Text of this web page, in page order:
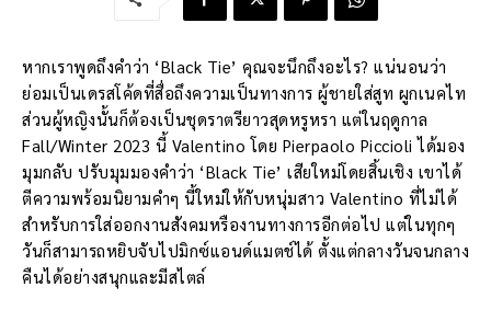
หากเราพูดถึงคำว่า ‘Black Tie’ คุณจะนึกถึงอะไร? แน่นอนว่า
ย่อมเป็นเดรสโค้ดที่สื่อถึงความเป็นทางการ ผู้ชายใส่สูท ผูกเนคไท
ส่วนผู้หญิงนั้นก็ต้องเป็นชุดราตรียาวสุดหรูหรา แต่ในฤดูกาล
Fall/Winter 2023 นี้ Valentino โดย Pierpaolo Piccioli ได้มอง
มุมกลับ ปรับมุมมองคำว่า ‘Black Tie’ เสียใหม่โดยสิ้นเชิง เขาได้
ตีความพร้อมนิยามคำๆ นี้ใหม่ให้กับหนุ่มสาว Valentino ที่ไม่ได้
สำหรับการใส่ออกงานสังคมหรืองานทางการอีกต่อไป แต่ในทุกๆ
วันก็สามารถหยิบจับไปมิกซ์แอนด์แมตช์ได้ ตั้งแต่กลางวันจนกลาง
คืนได้อย่างสนุกและมีสไตล์